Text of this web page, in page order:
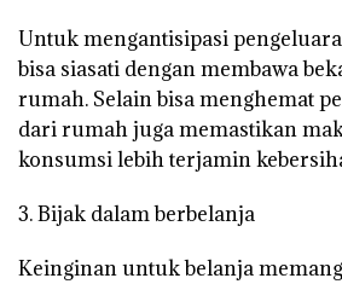
Untuk mengantisipasi
bisa siasati dengan membawa
rumah. Selain bisa menghemat
dari rumah juga memastikan
konsumsi lebih terjamin
3. Bijak dalam berbelanja
Keinginan untuk belanja